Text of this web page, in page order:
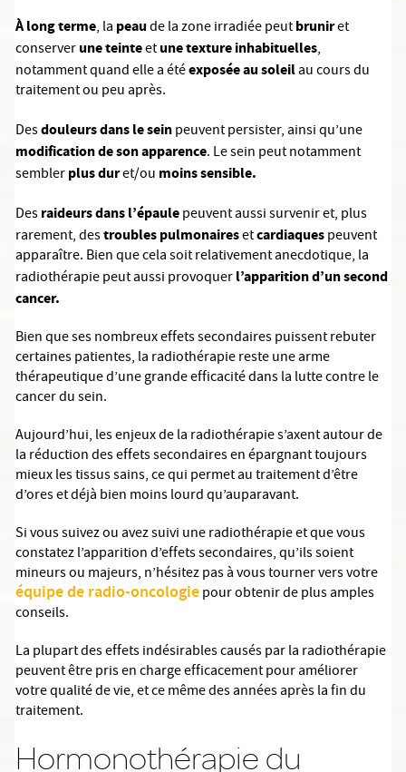
À long terme, la peaude la zone irradiée peutbruniret
conserverune teinteetune texture inhabituelles,
notamment quand elle a étéexposée au soleilau cours du
traitement ou peu après.
Desdouleurs dans le seinpeuvent persister, ainsi qu’une
modification de son apparence. Le sein peut notamment
semblerplus duret/ou moins sensible.
Desraideurs dans l’épaulepeuvent aussi survenir et, plus
rarement, destroubles pulmonairesetcardiaquespeuvent
apparaître. Bien que cela soit relativement anecdotique, la
radiothérapie peut aussi provoquerl’apparition d’un second
cancer.
Bien que ses nombreux effets secondaires puissent rebuter
certaines patientes, la radiothérapie reste une arme
thérapeutique d’une grande efficacité dans la lutte contre le
cancer du sein.
Aujourd’hui, les enjeux de la radiothérapie s’axent autour de
la réduction des effets secondaires en épargnant toujours
mieux les tissus sains, ce qui permet au traitement d’être
d’ores et déjà bien moins lourd qu’auparavant.
Si vous suivez ou avez suivi une radiothérapie et que vous
constatez l’apparition d’effets secondaires, qu’ils soient
mineurs ou majeurs, n’hésitez pas à vous tourner vers votre
équipe de radio-oncologiepour obtenir de plus amples
conseils.
La plupart des effets indésirables causés par la radiothérapie
peuvent être pris en charge efficacement pour améliorer
votre qualité de vie, et ce même des années après la fin du
traitement.
Hormonothérapie du